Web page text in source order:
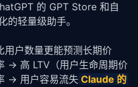
的 GPT Store 和自
的轻量级助手。
用户数量更能预测长期价
→ 高 LTV（用户生命周期价
→ 用户容易流失 Claude 的